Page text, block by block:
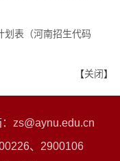
划表（河南招生代码
【关闭】
zs@aynu.edu.cn
、2900106